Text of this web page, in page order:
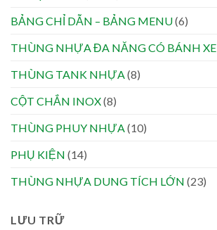
BẢNG CHỈ DẪN – BẢNG MENU(6)
THÙNG NHỰA ĐA NĂNG CÓ BÁNH XE
THÙNG TANK NHỰA(8)
CỘT CHẮN INOX(8)
THÙNG PHUY NHỰA(10)
PHỤ KIỆN (14)
THÙNG NHỰA DUNG TÍCH LỚN (23)
LƯU TRỮ